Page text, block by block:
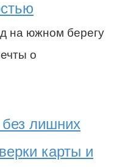
на южном берегу
о
лишних
карты и